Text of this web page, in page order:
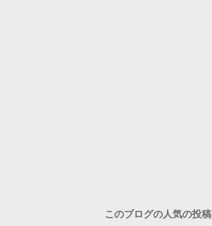
このブログの人気の投稿